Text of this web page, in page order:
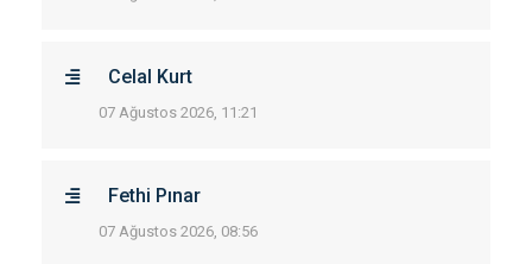
Celal Kurt
07 Ağustos 2026, 11:21
Fethi Pınar
07 Ağustos 2026, 08:56